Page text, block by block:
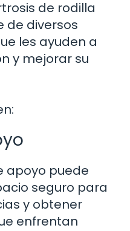
de rodilla
de diversos
les ayuden a
y mejorar su
apoyo puede
seguro para
y obtener
enfrentan